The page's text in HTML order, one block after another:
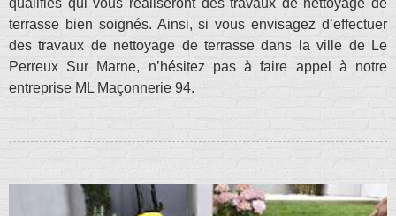
qualifiés qui vous réaliseront des travaux de nettoyage de
terrasse bien soignés. Ainsi, si vous envisagez d’effectuer
des travaux de nettoyage de terrasse dans la ville de Le
Perreux Sur Marne, n’hésitez pas à faire appel à notre
entreprise ML Maçonnerie 94.